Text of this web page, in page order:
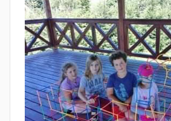
Sportu
Turystyki
w